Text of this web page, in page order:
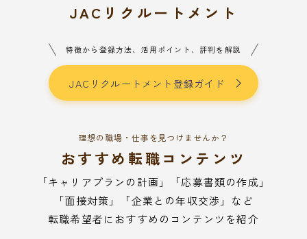
JACリクルートメント
特徴から登録方法、活用ポイント、評判を解説
JACリクルートメント登録ガイド
理想の職場・仕事を見つけませんか？
おすすめ転職コンテンツ
「キャリアプランの計画」「応募書類の作成」
「面接対策」「企業との年収交渉」など
転職希望者におすすめのコンテンツを紹介